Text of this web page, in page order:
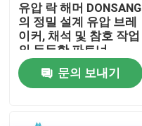
VR 쇼
우리에 대하여
유압 락 해머 DONSANG
의 정밀 설계 유압 브레
이커, 채석 및 참호 작업
의 든든한 파트너
문의 보내기